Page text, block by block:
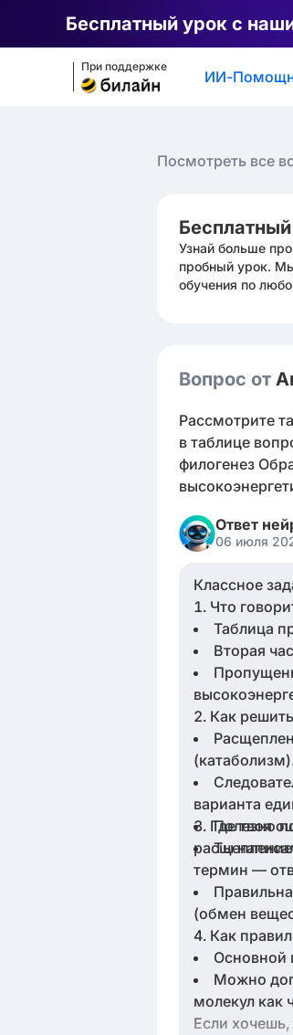
Бесплатный урок с
При поддержке
ИИ-
Посмотреть все
Узнай больше
пробный урок.
обучения по
Вопрос от
Рассмотрите
в таблице
филогенез
Ответ
06 июля
Классное
Что
Таблица
Вторая
Как
варианта
Полезно
Где твоя
Ты
термин —
(обмен
Как
Основной
Можно
молекул как
Если